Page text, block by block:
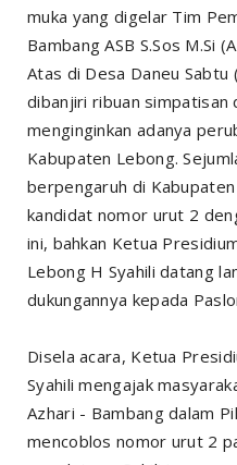
muka yang digelar Tim
Bambang ASB S.Sos M.Si
Atas di Desa Daneu
dibanjiri ribuan simpatisan
menginginkan adanya
Kabupaten Lebong.
berpengaruh di
kandidat nomor urut 2
ini, bahkan Ketua
Lebong H Syahili datang
dukungannya kepada
Disela acara, Ketua
Syahili mengajak
Azhari - Bambang dalam
mencoblos nomor urut 2